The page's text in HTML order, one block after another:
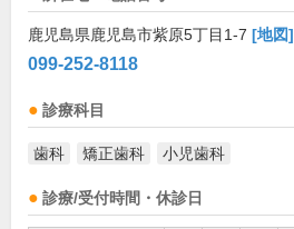
鹿児島県鹿児島市紫原5丁目1-7 [地図]
099-252-8118
診療科目
歯科 矯正歯科 小児歯科
診療/受付時間・休診日